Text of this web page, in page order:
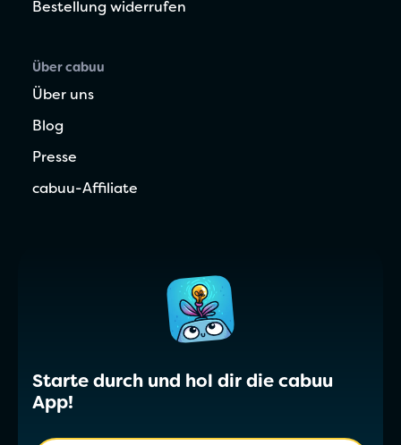
Bestellung widerrufen
Über cabuu
Über uns
Blog
Presse
cabuu-Affiliate
Starte durch und hol dir die cabuu
App!